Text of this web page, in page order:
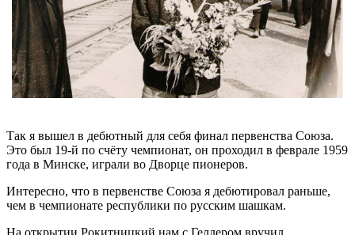
Так я вышел в дебютный для себя финал первенства Союза.
Это был 19-й по счёту чемпионат, он проходил в феврале 1959
года в Минске, играли во Дворце пионеров.
Интересно, что в первенстве Союза я дебютировал раньше,
чем в чемпионате республики по русским шашкам.
На открытии Рокитницкий нам с Геллером вручил